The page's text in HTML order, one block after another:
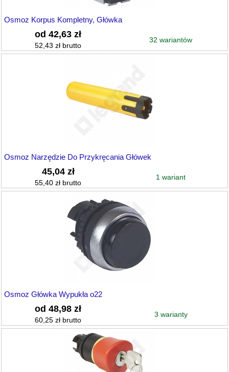
Osmoz Korpus Kompletny, Główka
od 42,63 zł
52,43 zł brutto
32 wariantów
Osmoz Narzędzie Do Przykręcania Główek
45,04 zł
55,40 zł brutto
1 wariant
Osmoz Główka Wypukła o22
od 48,98 zł
60,25 zł brutto
3 warianty